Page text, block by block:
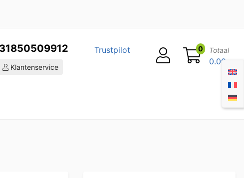
Klantenservice
Trustpilot 0 Totaal
0.00